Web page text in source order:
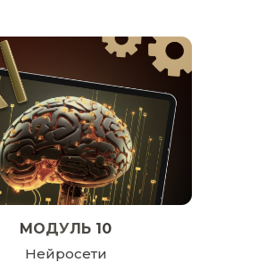
МОДУЛЬ 10
Нейросети